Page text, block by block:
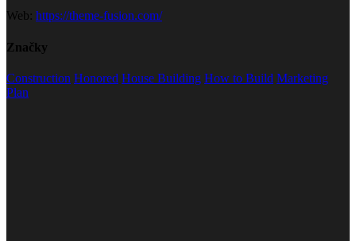
Web: https://theme-fusion.com/
Značky
Construction Honored House Building How to Build Marketing
Plan